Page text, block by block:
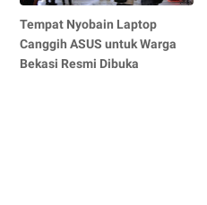
Tempat Nyobain Laptop
Canggih ASUS untuk Warga
Bekasi Resmi Dibuka